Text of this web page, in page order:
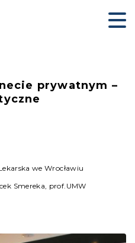
prywatnym –
we Wrocławiu
Smereka, prof.UMW